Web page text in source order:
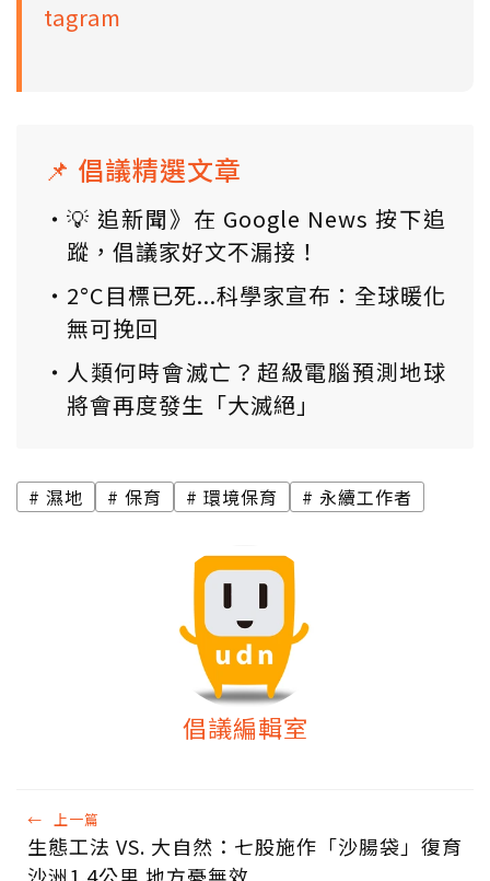
tagram
📌 倡議精選文章
💡 追新聞》在 Google News 按下追
蹤，倡議家好文不漏接！
2°C目標已死...科學家宣布：全球暖化
無可挽回
人類何時會滅亡？超級電腦預測地球
將會再度發生「大滅絕」
濕地 保育 環境保育 永續工作者
倡議編輯室
← 上一篇
生態工法 VS. 大自然：七股施作「沙腸袋」復育